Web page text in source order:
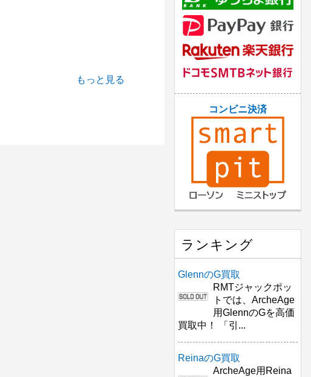
もっと見る
コンビニ決済
ランキング
GlennのG買取
RMTジャックポッ
トでは、ArcheAge
用GlennのGを高価
買取中！ 「引...
ReinaのG買取
ArcheAge用Reina